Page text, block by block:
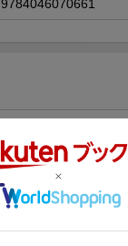
9784046070661
り）
と評判！ シリーズ
刊！
いっぱいな水の生